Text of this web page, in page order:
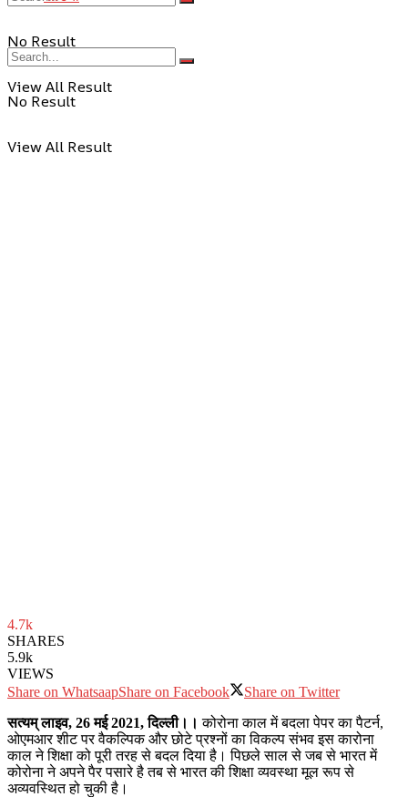
No Result
View All Result
No Result
View All Result
4.7k
SHARES
5.9k
VIEWS
Share on WhatsaapShare on Facebook
Share on Twitter
सत्यम् लाइव, 26 मई 2021, दिल्ली।। कोरोना काल में बदला पेपर का पैटर्न,
ओएमआर शीट पर वैकल्पिक और छोटे प्रश्नों का विकल्प संभव इस कारोना
काल ने शिक्षा को पूरी तरह से बदल दिया है। पिछले साल से जब से भारत में
कोरोना ने अपने पैर पसारे है तब से भारत की शिक्षा व्यवस्था मूल रूप से
अव्यवस्थित हो चुकी है।